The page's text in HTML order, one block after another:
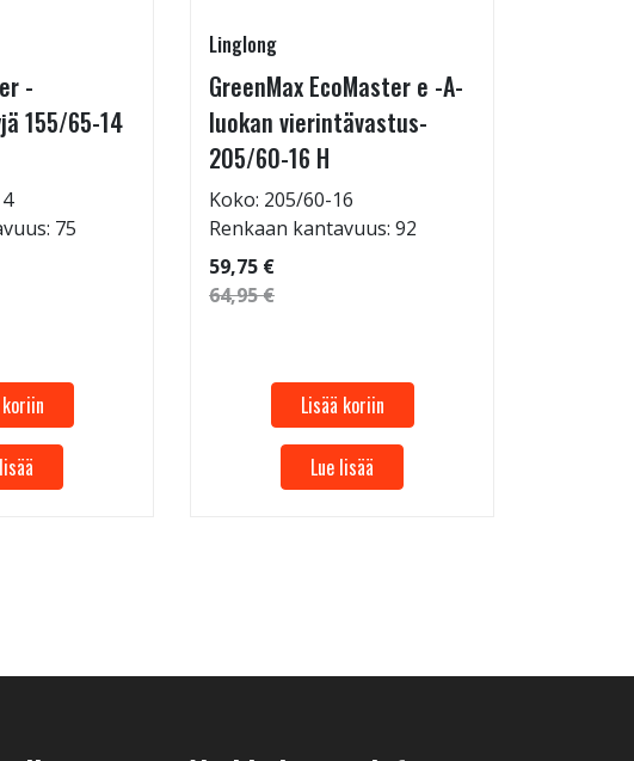
-
155/65-14
75
Linglong
GreenMax EcoMaster e -A-
luokan vierintävastus-
205/60-16 H
Koko: 205/60-16
Renkaan kantavuus: 92
59,75 €
64,95 €
Lisää koriin
Lue lisää